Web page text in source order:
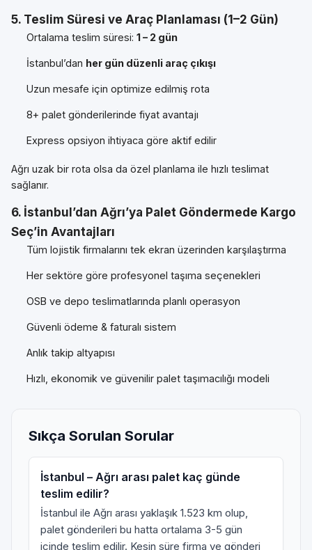
5. Teslim Süresi ve Araç Planlaması (1–2 Gün)
Ortalama teslim süresi: 1 – 2 gün
İstanbul’dan her gün düzenli araç çıkışı
Uzun mesafe için optimize edilmiş rota
8+ palet gönderilerinde fiyat avantajı
Express opsiyon ihtiyaca göre aktif edilir
Ağrı uzak bir rota olsa da özel planlama ile hızlı teslimat
sağlanır.
6. İstanbul’dan Ağrı’ya Palet Göndermede Kargo
Seç’in Avantajları
Tüm lojistik firmalarını tek ekran üzerinden karşılaştırma
Her sektöre göre profesyonel taşıma seçenekleri
OSB ve depo teslimatlarında planlı operasyon
Güvenli ödeme & faturalı sistem
Anlık takip altyapısı
Hızlı, ekonomik ve güvenilir palet taşımacılığı modeli
Sıkça Sorulan Sorular
İstanbul – Ağrı arası palet kaç günde
teslim edilir?
İstanbul ile Ağrı arası yaklaşık 1.523 km olup,
palet gönderileri bu hatta ortalama 3-5 gün
içinde teslim edilir. Kesin süre firma ve gönderi